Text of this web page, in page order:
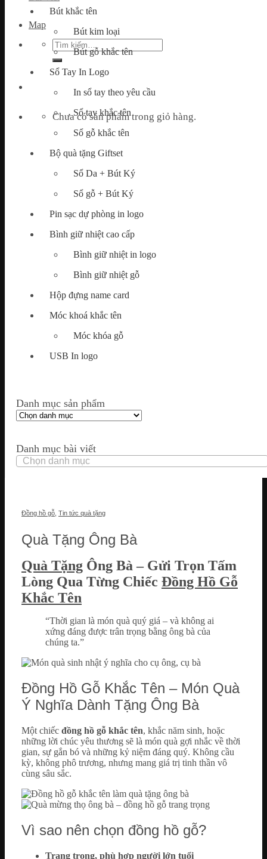
Map
Tìm
kiếm:
Chưa có sản phẩm trong giỏ hàng.
Bút khắc tên
Bút kim loại
Bút gỗ khắc tên
Sổ Tay In Logo
In sổ tay theo yêu cầu
Sổ tay khắc tên
Sổ gỗ khắc tên
Bộ quà tặng Giftset
Sổ Da + Bút Ký
Sổ gỗ + Bút Ký
Pin sạc dự phòng in logo
Bình giữ nhiệt cao cấp
Bình giữ nhiệt in logo
Bình giữ nhiệt gỗ
Hộp đựng name card
Móc khoá khắc tên
Móc khóa gỗ
USB In logo
Danh mục sản phẩm
Danh mục bài viết
Danh
mục
Đồng hồ gỗ, Tin tức quà tặng
Quà Tặng Ông Bà
Quà Tặng Ông Bà – Gửi Trọn Tấm
Lòng Qua Từng Chiếc Đồng Hồ Gỗ
Khắc Tên
“Thời gian là món quà quý giá – và không ai
xứng đáng được trân trọng bằng ông bà của
chúng ta.”
Đồng Hồ Gỗ Khắc Tên – Món Quà
Ý Nghĩa Dành Tặng Ông Bà
Một chiếc đồng hồ gỗ khắc tên, khắc năm sinh, hoặc
những lời chúc yêu thương sẽ là món quà gợi nhắc về thời
gian, sự gắn bó và những kỷ niệm đáng quý. Không cầu
kỳ, không phô trương, nhưng mang giá trị tinh thần vô
cùng sâu sắc.
Vì sao nên chọn đồng hồ gỗ?
Trang trọng, phù hợp người lớn tuổi